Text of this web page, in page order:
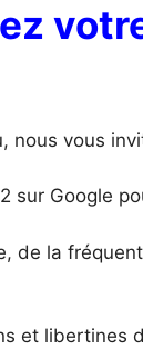
nous vous
sur Google
de la
et libertines